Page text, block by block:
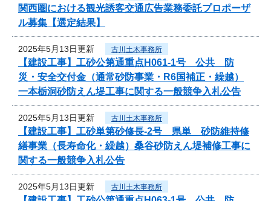
関西圏における観光誘客交通広告業務委託プロポーザ
ル募集【選定結果】
2025年5月13日更新 古川土木事務所
【建設工事】工砂公第通重点H061-1号 公共 防
災・安全交付金（通常砂防事業・R6国補正・繰越）
一本栃洞砂防えん堤工事に関する一般競争入札公告
2025年5月13日更新 古川土木事務所
【建設工事】工砂単第砂修長‐2号 県単 砂防維持修
繕事業（長寿命化・繰越）桑谷砂防えん堤補修工事に
関する一般競争入札公告
2025年5月13日更新 古川土木事務所